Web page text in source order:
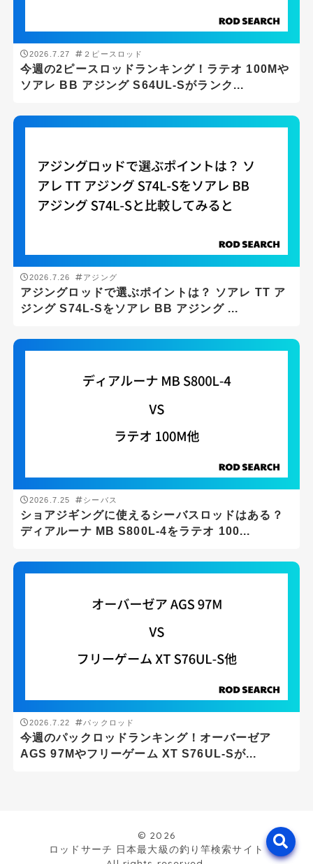
2026.7.27 ２ピースロッド
今週の2ピースロッドランキング！ラテオ 100Mや
ソアレ BB アジング S64UL-Sがランク...
2026.7.26 アジング
アジングロッドで選ぶポイントは？ ソアレ TT ア
ジング S74L-Sをソアレ BB アジング ...
2026.7.25 シーバス
ショアジギングに使えるシーバスロッドはある？
ディアルーナ MB S800L-4をラテオ 100...
2026.7.22 パックロッド
今週のパックロッドランキング！オーバーゼア
AGS 97Mやフリーゲーム XT S76UL-Sが...
メーカー
DAIWA
SHIMANO
ロッドの長さ(ft)
ft - ft
g - g
1ピースロッド
2ピースロッド
3ピースロッド
リールタイプ
最小キャスト(g)
© 2026
ロッドサーチ 日本最大級の釣り竿検索サイト